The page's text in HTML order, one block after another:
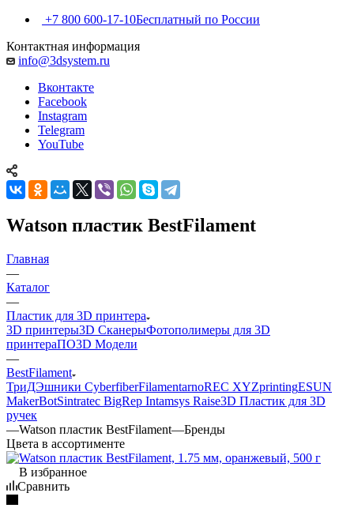
+7 800 600-17-10Бесплатный по России
Контактная информация
info@3dsystem.ru
Вконтакте
Facebook
Instagram
Telegram
YouTube
Watson пластик BestFilament
Главная
—
Каталог
—
Пластик для 3D принтера
3D принтеры3D СканерыФотополимеры для 3D
принтераПО3D Модели
—
BestFilament
ТриДЭшники CyberfiberFilamentarnoREC XYZprintingESUN
MakerBotSintratec BigRep Intamsys Raise3D Пластик для 3D
ручек
—Watson пластик BestFilament—Бренды
Цвета в ассортименте
В избранное
Сравнить